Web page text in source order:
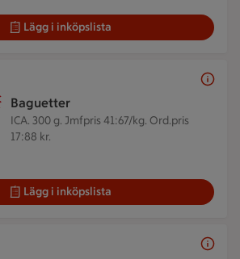
Lägg i inköpslista
Baguetter
ICA. 300 g. Jmfpris 41:67/kg. Ord.pris
17:88 kr.
Lägg i inköpslista